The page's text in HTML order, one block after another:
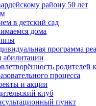
району 50 лет
в детский сад
дома
программа
абилитации
родителей
процесса
и акции
клуб
пункт